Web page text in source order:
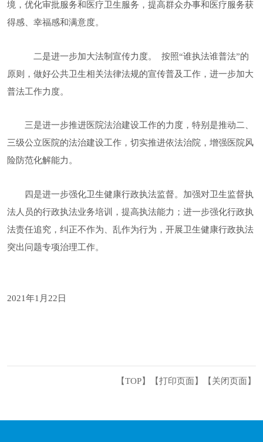
境，优化审批服务和医疗卫生服务，提高群众办事和医疗服务获
得感、幸福感和满意度。
二是进一步加大法制宣传力度。 按照“谁执法谁普法”的
原则，做好公共卫生相关法律法规的宣传普及工作，进一步加大
普法工作力度。
三是进一步推进医院法治建设工作的力度，特别是推动二、
三级公立医院的法治建设工作，切实推进依法治院，增强医院风
险防范化解能力。
四是进一步强化卫生健康行政执法监督。加强对卫生监督执
法人员的行政执法业务培训，提高执法能力；进一步强化行政执
法责任追究，纠正不作为、乱作为行为，开展卫生健康行政执法
突出问题专项治理工作。
2021年1月22日
【TOP】 【打印页面 】【 关闭页面 】